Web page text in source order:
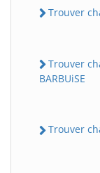
Trouver
Trouver
BARBUiSE
Trouver